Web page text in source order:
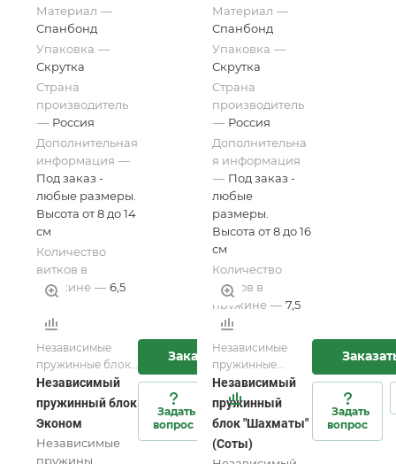
Материал —
Спанбонд
Упаковка —
Скрутка
Страна
производитель
— Россия
Дополнительная
информация —
Под заказ -
любые размеры.
Высота от 8 до 14
см
Количество
витков в
пружине — 6,5
Материал —
Спанбонд
Упаковка —
Скрутка
Страна
производитель
— Россия
Дополнительна
я информация
— Под заказ -
любые
размеры.
Высота от 8 до 16
см
Количество
витков в
пружине — 7,5
Независимые
пружинные блоки
для матрасов и
мебели
Независимый
пружинный блок
Эконом
Независимые
пружины
Заказать
Задать
вопрос
Независимые
пружинные
блоки для
матрасов и
мебели
Независимый
пружинный
блок "Шахматы"
(Соты)
Задать
вопрос